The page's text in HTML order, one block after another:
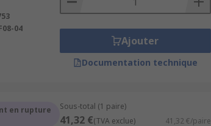
04
Ajouter
Documentation technique
en rupture
Sous-total (1 paire)
41,32 €(TVA exclue) 41,32 €/paire